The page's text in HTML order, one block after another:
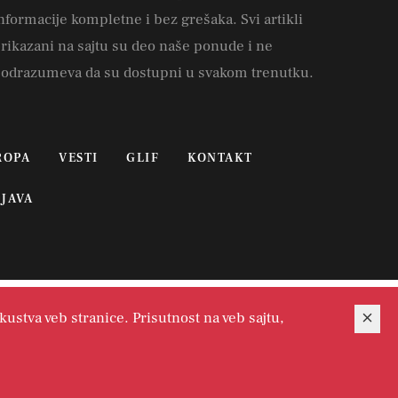
veb stranice. Prisutnost na veb sajtu,
kompletne i bez grešaka. Svi artikli
na sajtu su deo naše ponude i ne
da su dostupni u svakom trenutku.
VESTI GLIF KONTAKT